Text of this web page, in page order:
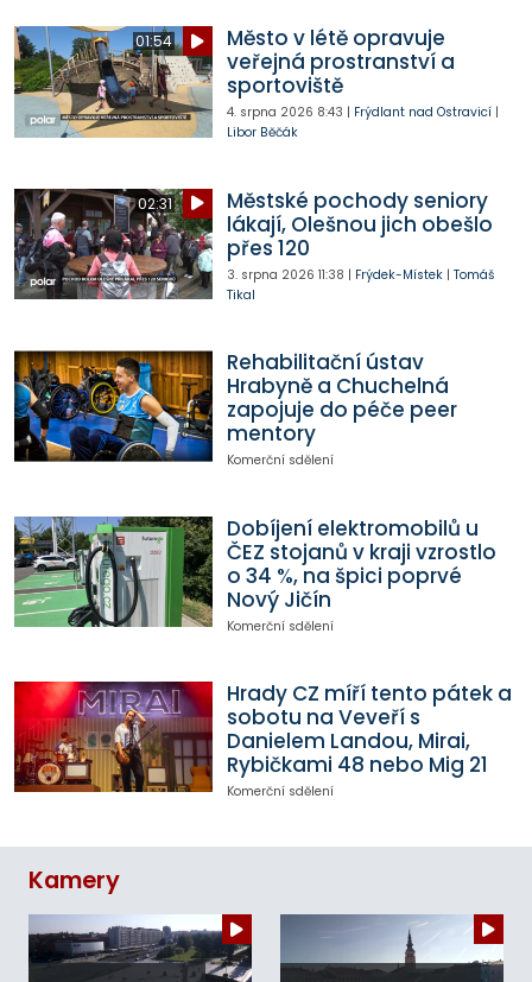
01:54
Město v létě opravuje
veřejná prostranství a
sportoviště
4. srpna 2026 8:43 | Frýdlant nad Ostravicí|
Libor Běčák
02:31
Městské pochody seniory
lákají, Olešnou jich obešlo
přes 120
3. srpna 2026 11:38 | Frýdek-Místek| Tomáš
Tikal
Rehabilitační ústav
Hrabyně a Chuchelná
zapojuje do péče peer
mentory
Komerční sdělení
Dobíjení elektromobilů u
ČEZ stojanů v kraji vzrostlo
o 34 %, na špici poprvé
Nový Jičín
Komerční sdělení
Hrady CZ míří tento pátek a
sobotu na Veveří s
Danielem Landou, Mirai,
Rybičkami 48 nebo Mig 21
Komerční sdělení
Kamery